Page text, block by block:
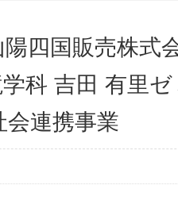
陽四国販売株
科 吉田 有里
連携事業